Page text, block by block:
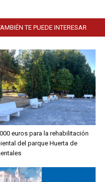
TE PUEDE INTERESAR
euros para la rehabilitación
del parque Huerta de